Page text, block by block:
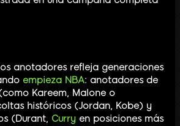
anotadores refleja generaciones
empieza NBA: anotadores de
Kareem, Malone o
históricos (Jordan, Kobe) y
(Durant, Curry en posiciones más